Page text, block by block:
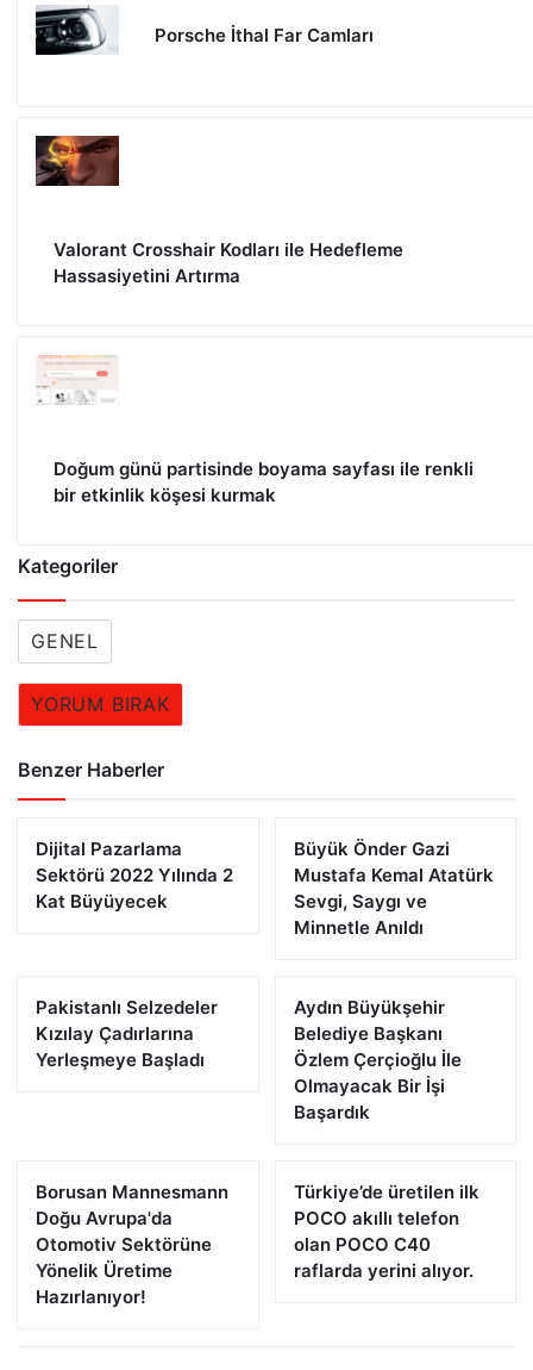
Porsche İthal Far Camları
Valorant Crosshair Kodları ile Hedefleme
Hassasiyetini Artırma
Doğum günü partisinde boyama sayfası ile renkli
bir etkinlik köşesi kurmak
Kategoriler
GENEL
YORUM BIRAK
Benzer Haberler
Dijital Pazarlama
Sektörü 2022 Yılında 2
Kat Büyüyecek
Büyük Önder Gazi
Mustafa Kemal Atatürk
Sevgi, Saygı ve
Minnetle Anıldı
Pakistanlı Selzedeler
Kızılay Çadırlarına
Yerleşmeye Başladı
Aydın Büyükşehir
Belediye Başkanı
Özlem Çerçioğlu İle
Olmayacak Bir İşi
Başardık
Borusan Mannesmann
Doğu Avrupa'da
Otomotiv Sektörüne
Yönelik Üretime
Hazırlanıyor!
Türkiye’de üretilen ilk
POCO akıllı telefon
olan POCO C40
raflarda yerini alıyor.